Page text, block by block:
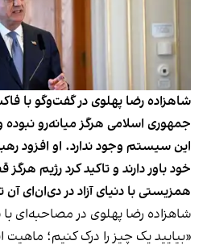
شاهزاده رضا پهلوی در گفت‌وگو با
جمهوری اسلامی هرگز میانه‌رو نبوده
این سیستم وجود ندارد. او افزود
خود باور دارند و تاکید کرد رژیم
همزیستی با دنیای آزاد در دی‌ان‌ای
شاهزاده رضا پهلوی در مصاحبه‌ای
«بیایید یک چیز را درک کنیم؛ ماهیت